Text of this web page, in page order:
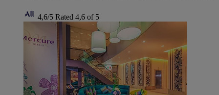
4,6/5 Rated 4,6 of 5